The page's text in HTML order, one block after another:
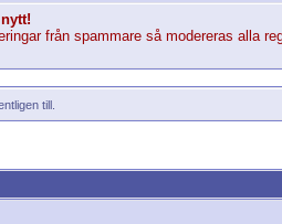
från spammare så modereras alla
till.